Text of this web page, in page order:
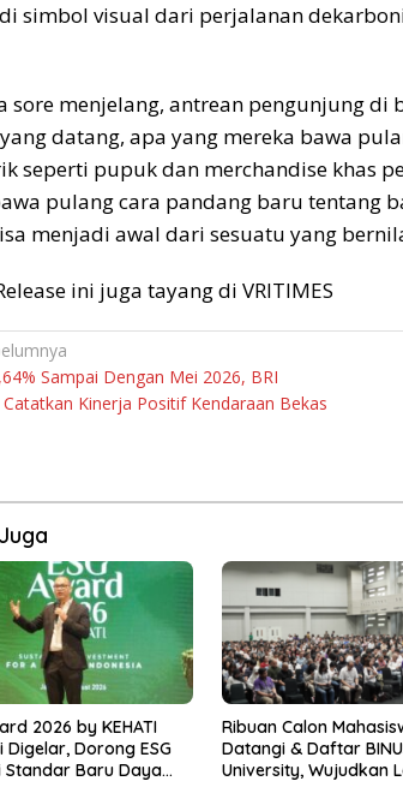
simbol visual dari perjalanan
sore menjelang, antrean pengunjung di
datang, apa yang mereka bawa
seperti pupuk dan merchandise khas
pulang cara pandang baru tentang
menjadi awal dari sesuatu yang
ini juga tayang di VRITIMES
Sampai Dengan Mei 2026, BRI
Catatkan Kinerja Positif Kendaraan Bekas
2026 by KEHATI
Digelar, Dorong ESG
Standar Baru Daya
Ribuan Calon
Datangi & Daftar
University, Wujudkan